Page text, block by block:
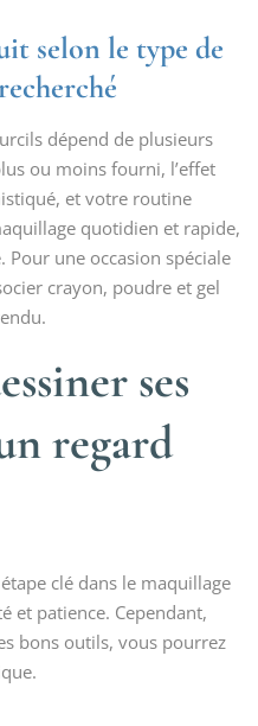
selon le type de
dépend de plusieurs
ou moins fourni, l’effet
et votre routine
quotidien et rapide,
une occasion spéciale
crayon, poudre et gel
ses
regard
clé dans le maquillage
et patience. Cependant,
bons outils, vous pourrez